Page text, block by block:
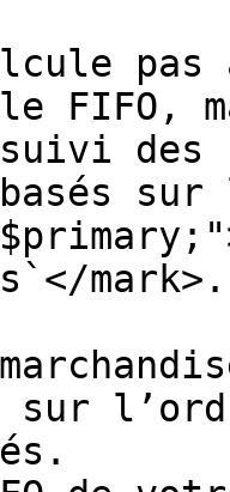
FIFO,
suivi
mark>.
sur